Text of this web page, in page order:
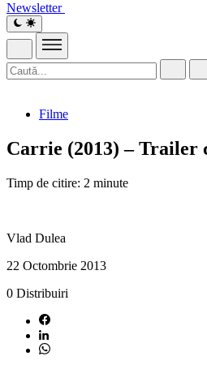
Newsletter
Filme
Carrie (2013) – Trailer
Timp de citire: 2 minute
Vlad Dulea
22 Octombrie 2013
0 Distribuiri